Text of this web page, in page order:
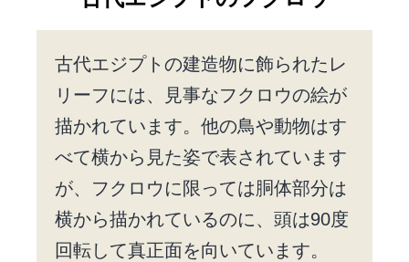
古代エジプトの建造物に飾られたレ
リーフには、見事なフクロウの絵が
描かれています。他の鳥や動物はす
べて横から見た姿で表されています
が、フクロウに限っては胴体部分は
横から描かれているのに、頭は90度
回転して真正面を向いています。